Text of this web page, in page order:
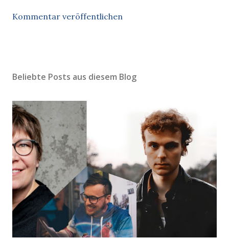
Kommentar veröffentlichen
Beliebte Posts aus diesem Blog